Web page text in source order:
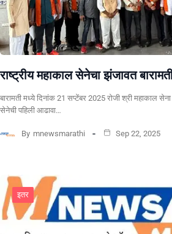
राष्ट्रीय महाकाल सेनेचा झंजावत
बारामती मध्ये दिनांक 21 सप्टेंबर 2025 रोजी श्री महाकाल
सेनेची पहिली आढावा…
By mnewsmarathi Sep 22, 2025
इतर